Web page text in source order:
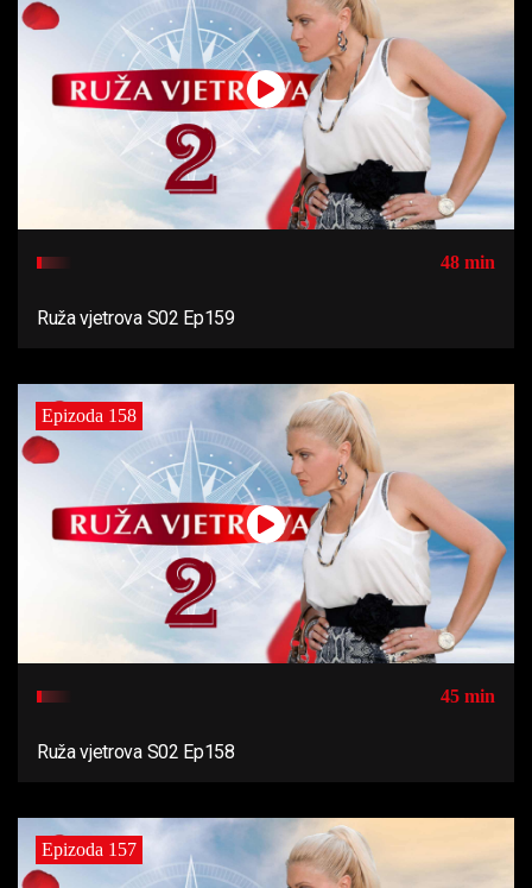
48 min
Ruža vjetrova S02 Ep159
Epizoda 158
45 min
Ruža vjetrova S02 Ep158
Epizoda 157